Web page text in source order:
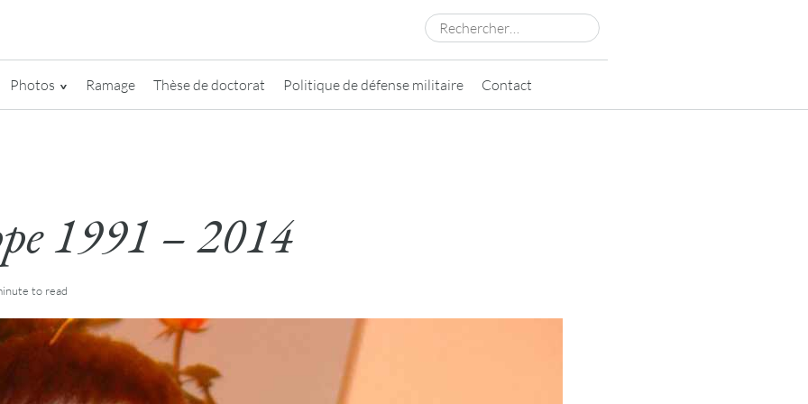
Rechercher :
Photos Ramage Thèse de doctorat Politique de défense militaire Contact
1991 – 2014
to read